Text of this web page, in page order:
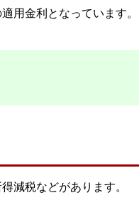
用金利となっています。
減税などがあります。